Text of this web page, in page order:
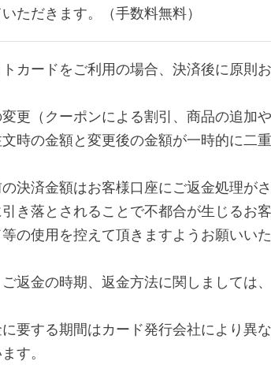
ただきます。（手数料無料）
カードをご利用の場合、決済後に原則
更（クーポンによる割引、商品の追加
時の金額と変更後の金額が一時的に二
決済金額はお客様口座にご返金処理が
き落とされることで不都合が生じるお
の使用を控えて頂きますようお願いいた
ご返金の時期、返金方法に関しましては
要する期間はカード発行会社により異
す。